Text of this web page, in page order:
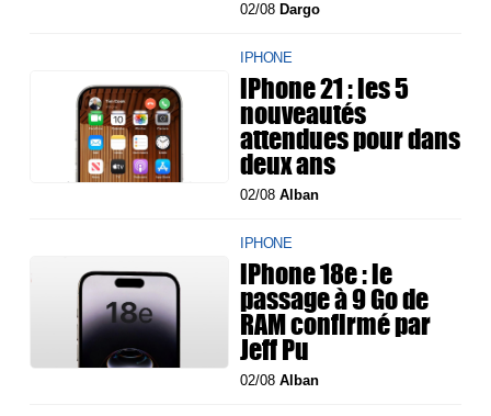
02/08 Dargo
IPHONE
iPhone 21 : les 5
nouveautés
attendues pour dans
deux ans
02/08Alban
IPHONE
iPhone 18e : le
passage à 9 Go de
RAM confirmé par
Jeff Pu
02/08Alban